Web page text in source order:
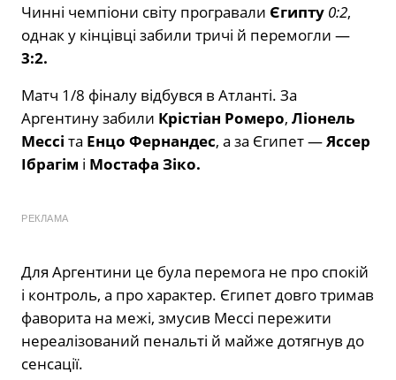
Чинні чемпіони світу програвали Єгипту 0:2,
однак у кінцівці забили тричі й перемогли —
3:2.
Матч 1/8 фіналу відбувся в Атланті. За
Аргентину забили Крістіан Ромеро, Ліонель
Мессі та Енцо Фернандес, а за Єгипет —Яссер
Ібрагім і Мостафа Зіко.
РЕКЛАМА
Для Аргентини це була перемога не про спокій
і контроль, а про характер. Єгипет довго тримав
фаворита на межі, змусив Мессі пережити
нереалізований пенальті й майже дотягнув до
сенсації.